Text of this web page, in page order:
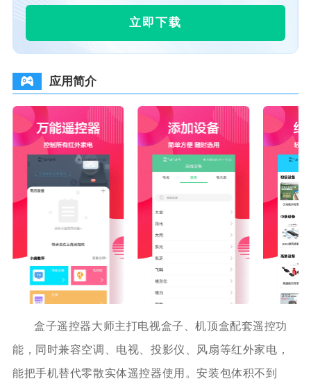
立即下载
应用简介
盒子遥控器大师主打电视盒子、机顶盒配套遥控功
能，同时兼容空调、电视、投影仪、风扇等红外家电，
能把手机替代零散实体遥控器使用。安装包体积不到